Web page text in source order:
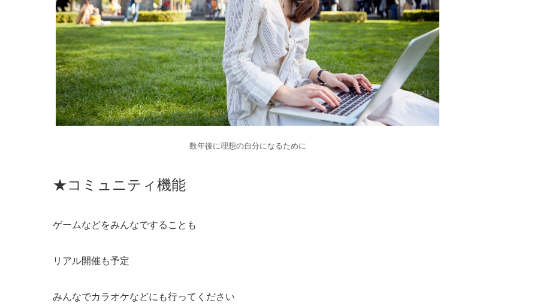
数年後に理想の自分になるために
★コミュニティ機能
ゲームなどをみんなですることも
リアル開催も予定
みんなでカラオケなどにも行ってください